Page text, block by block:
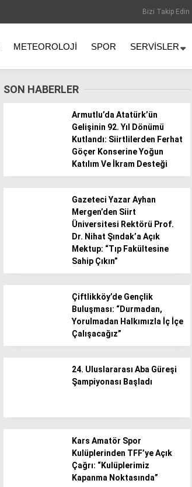
Ekonomi
Teknoloji
Bizi Takip Edin
METEOROLOJI SPOR SERVISLER
SON HABERLER
Armutlu’da Atatürk’ün
Gelişinin 92. Yıl Dönümü
Kutlandı: Siirtlilerden Ferhat
Göçer Konserine Yoğun
Katılım Ve İkram Desteği
Gazeteci Yazar Ayhan
Mergen’den Siirt
Üniversitesi Rektörü Prof.
Dr. Nihat Şındak’a Açık
Mektup: “Tıp Fakültesine
Sahip Çıkın”
Çiftlikköy’de Gençlik
Buluşması: “Durmadan,
Yorulmadan Halkımızla İç İçe
Çalışacağız”
24. Uluslararası Aba Güreşi
Şampiyonası Başladı
Kars Amatör Spor
Kulüplerinden TFF’ye Açık
Çağrı: “Kulüplerimiz
Kapanma Noktasında”